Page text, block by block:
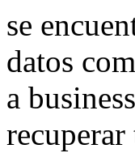
se
datos
a